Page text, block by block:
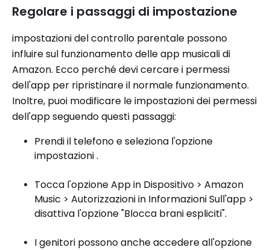
Regolare i passaggi di impostazione
impostazioni del controllo parentale possono
influire sul funzionamento delle app musicali di
Amazon. Ecco perché devi cercare i permessi
dell'app per ripristinare il normale funzionamento.
Inoltre, puoi modificare le impostazioni dei permessi
dell'app seguendo questi passaggi:
Prendi il telefono e seleziona l'opzione
impostazioni .
Tocca l'opzione App in Dispositivo > Amazon
Music > Autorizzazioni in Informazioni Sull'app >
disattiva l'opzione "Blocca brani espliciti".
I genitori possono anche accedere all'opzione